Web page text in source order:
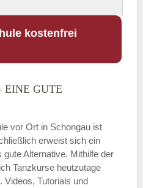
kostenfrei
EINE GUTE
vor Ort in Schongau ist
erweist sich ein
gute Alternative. Mithilfe der
Tanzkurse heutzutage
Videos, Tutorials und